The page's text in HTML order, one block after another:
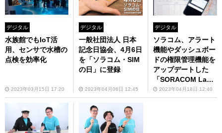
02/18-03/03
デジタル
水族館でもIoT活
用、センサで水槽の
点検を効率化
2023年03月15日 17:20
デジタル
一般社団法人 日本
記念日協会、4月6日
を「ソラコム・SIM
の日」に登録
2023年04月06日 12:45
デジタル
ソラコム、アラート
機能やダッシュボー
ドの権限管理機能を
アップデートした
「SORACOM Lago
on 3」を提供
2023年04月18日 12:40